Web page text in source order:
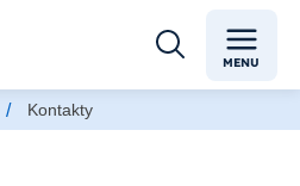
MENU
/ Kontakty